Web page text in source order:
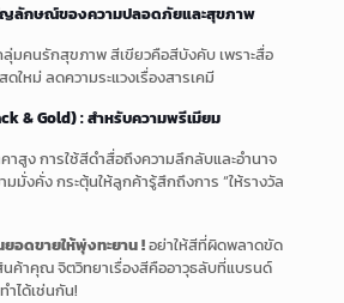
ญลักษณ์ของความปลอดภัยและสุขภาพ
คนรักสุขภาพ สีเขียวคือสีบังคับ เพราะสื่อ
ใหม่ ลดความระแวงเรื่องสารเคมี
& Gold) : สำหรับความพรีเมียม
สูง การใช้สีดำสื่อถึงความลึกลับและอำนาจ
มั่งคั่ง กระตุ้นให้ลูกค้ารู้สึกถึงการ “ให้รางวัล
อดขายให้พุ่งทะยาน !อย่าให้สีที่ผิดพลาดขัด
นค้าคุณ จิตวิทยาเรื่องสีคืออาวุธลับที่แบรนด์
ได้เช่นกัน!